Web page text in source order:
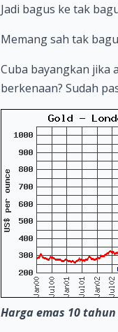
Jadi bagus ke tak
Memang sah tak
Cuba bayangkan jika
berkenaan? Sudah
Harga emas 10 tahun